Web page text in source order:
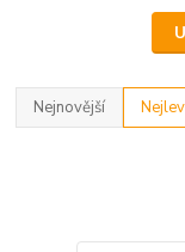
Nejnovější